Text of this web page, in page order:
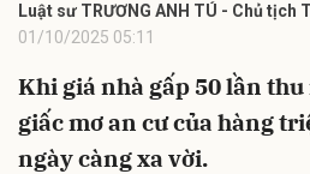
Luật sư TRƯƠNG ANH TÚ - Chủ tịch
01/10/2025 05:11
Khi giá nhà gấp 50 lần
giấc mơ an cư của hàng
ngày càng xa vời.